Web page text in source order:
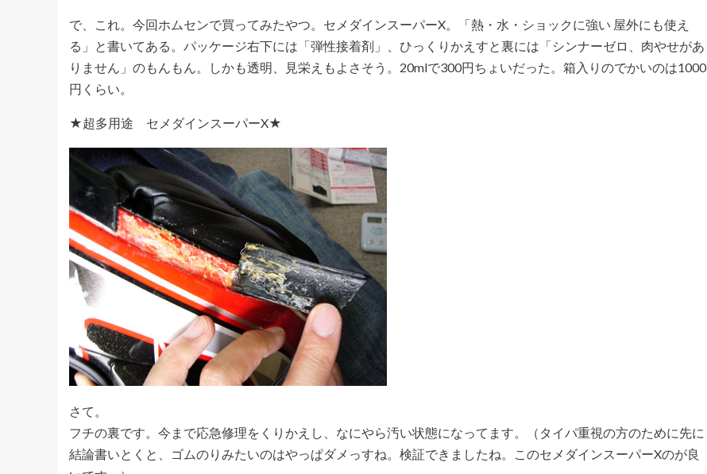
で、これ。今回ホムセンで買ってみたやつ。セメダインスーパーX。「熱・水・ショックに強い 屋外にも使え
る」と書いてある。パッケージ右下には「弾性接着剤」、ひっくりかえすと裏には「シンナーゼロ、肉やせがあ
りません」のもんもん。しかも透明、見栄えもよさそう。20mlで300円ちょいだった。箱入りのでかいのは1000
円くらい。
★超多用途 セメダインスーパーX★
さて。
フチの裏です。今まで応急修理をくりかえし、なにやら汚い状態になってます。（タイパ重視の方のために先に
結論書いとくと、ゴムのりみたいのはやっぱダメっすね。検証できましたね。このセメダインスーパーXのが良